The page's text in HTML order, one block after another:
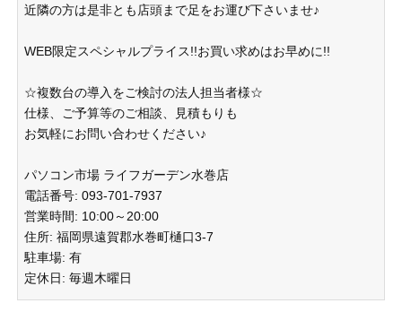
近隣の方は是非とも店頭まで足をお運び下さいませ♪
WEB限定スペシャルプライス!!お買い求めはお早めに!!
☆複数台の導入をご検討の法人担当者様☆
仕様、ご予算等のご相談、見積もりも
お気軽にお問い合わせください♪
パソコン市場 ライフガーデン水巻店
電話番号: 093-701-7937
営業時間: 10:00～20:00
住所: 福岡県遠賀郡水巻町樋口3-7
駐車場: 有
定休日: 毎週木曜日